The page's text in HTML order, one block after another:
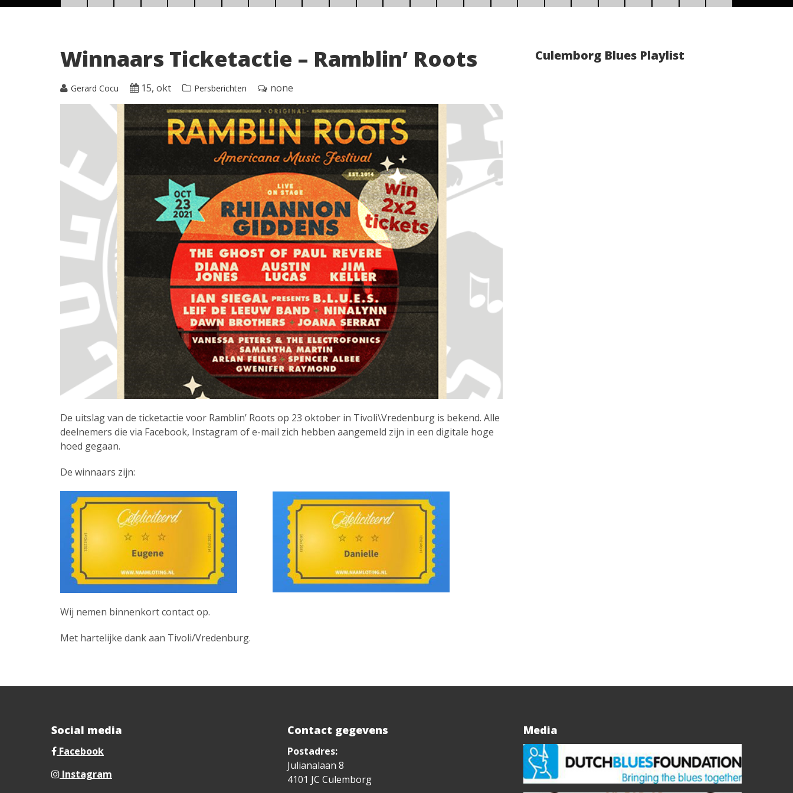
Winnaars Ticketactie – Ramblin’ Roots
Gerard Cocu 15, okt Persberichten none
De uitslag van de ticketactie voor Ramblin’ Roots op 23 oktober in Tivoli\Vredenburg is bekend. Alle
deelnemers die via Facebook, Instagram of e-mail zich hebben aangemeld zijn in een digitale hoge
hoed gegaan.
De winnaars zijn:
Wij nemen binnenkort contact op.
Met hartelijke dank aan Tivoli/Vredenburg.
Culemborg Blues Playlist
Social media
Facebook
Instagram
Contact gegevens
Postadres:
Julianalaan 8
4101 JC Culemborg
Media